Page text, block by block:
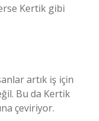
Kertik gibi
artık iş için
Bu da Kertik
çeviriyor.